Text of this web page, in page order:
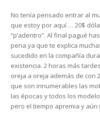
No tenía pensado entrar al
que estoy por aquí … 20$
“p’adentro”. Al final pagué
pena ya que te explica
sucedido en la compañía
existencia. 2 horas más
oreja a oreja además de con
que son innumerables las
las épocas y todos los
pero el tiempo apremia y aún